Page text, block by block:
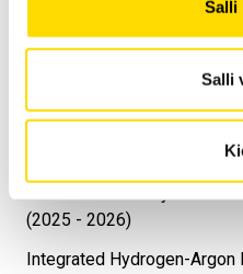
Salli
Salli
ENERGY ACCELERATOR-
(2025 - 2026)
Integrated Hydrogen-Argon